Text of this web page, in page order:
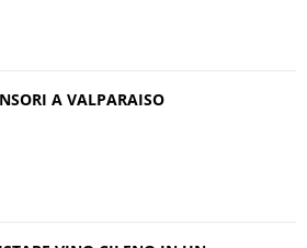
A VALPARAISO